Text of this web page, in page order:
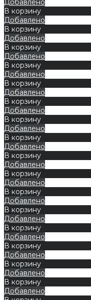
В корзину
Добавлено
В корзину
Добавлено
В корзину
Добавлено
В корзину
Добавлено
В корзину
Добавлено
В корзину
Добавлено
В корзину
Добавлено
В корзину
Добавлено
В корзину
Добавлено
В корзину
Добавлено
В корзину
Добавлено
В корзину
Добавлено
В корзину
Добавлено
В корзину
Добавлено
В корзину
Добавлено
В корзину
Добавлено